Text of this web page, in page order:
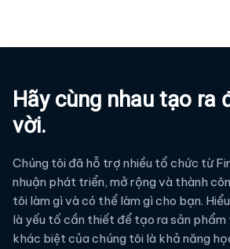
Hãy cùng nhau tạo ra
vời.
Chúng tôi đã hỗ trợ nhiều tổ chức từ
nhuận phát triển, mở rộng và thành
tôi làm gì và có thể làm gì cho bạn.
là yếu tố cần thiết để tạo ra sản phẩm
khác biệt của chúng tôi là khả năng